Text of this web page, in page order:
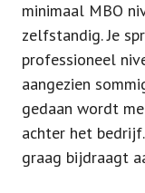
minimaal MBO
zelfstandig. Je
professioneel
aangezien
gedaan wordt
achter het
graag bijdraagt